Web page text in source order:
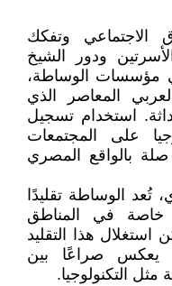
الاجتماعي وتفكك
ودور الشيخ
مؤسسات الوساطة،
المعاصر الذي
استخدام تسجيل
على المجتمعات
بالواقع المصري
الوساطة تقليدًا
خاصة في المناطق
استغلال هذا التقليد
يعكس صراعًا بين
مثل التكنولوجيا.